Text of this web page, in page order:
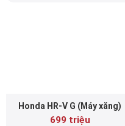
Honda HR-V G (Máy xăng)
699 triệu